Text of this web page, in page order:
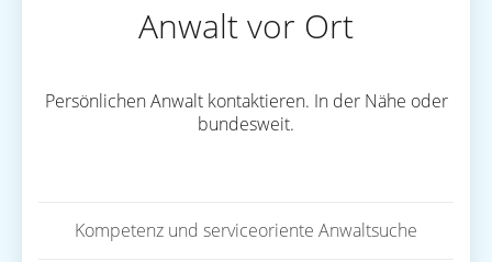
Anwalt vor Ort
Persönlichen Anwalt kontaktieren. In der Nähe oder
bundesweit.
Kompetenz und serviceoriente Anwaltsuche